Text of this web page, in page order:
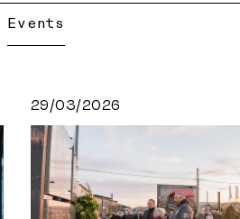
Events
29/03/2026